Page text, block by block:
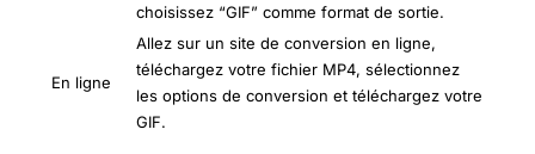
choisissez “GIF” comme format de sortie.
En ligne
Allez sur un site de conversion en ligne,
téléchargez votre fichier MP4, sélectionnez
les options de conversion et téléchargez votre
GIF.